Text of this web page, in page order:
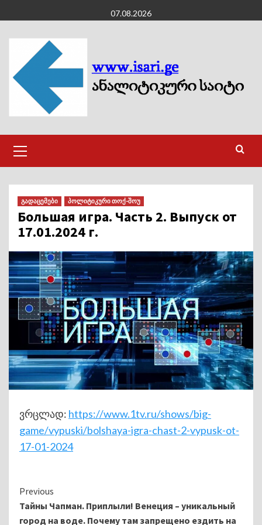
to
content
07.08.2026
Menu
გადაცემები პოლიტიკური თოქ-შოუ
Большая игра. Часть 2. Выпуск от
17.01.2024 г.
ვრცლად: https://www.1tv.ru/shows/big-
game/vypuski/bolshaya-igra-chast-2-vypusk-ot-
17-01-2024
Continue
Reading
Previous
Тайны Чапман. Приплыли! Венеция – уникальный
город на воде. Почему там запрещено ездить на